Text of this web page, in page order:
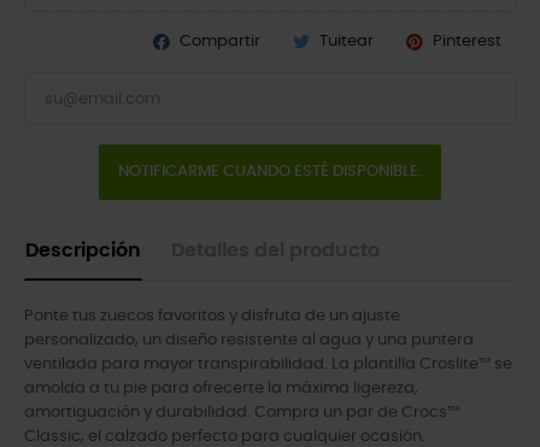
Compartir Tuitear Pinterest
NOTIFICARME CUANDO ESTÉ DISPONIBLE.
Descripción
Ponte tus zuecos favoritos y disfruta de un ajuste
personalizado, un diseño resistente al agua y una puntera
ventilada para mayor transpirabilidad. La plantilla Croslite™ se
amolda a tu pie para ofrecerte la máxima ligereza,
amortiguación y durabilidad. Compra un par de Crocs™
Classic, el calzado perfecto para cualquier ocasión.